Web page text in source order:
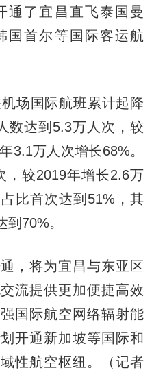
通了宜昌直飞泰国曼
国首尔等国际客运航
国际航班累计起降
数达到5.3万人次，较
3.1万人次增长68%。
，较2019年增长2.6万
比首次达到51%，其
70%。
将为宜昌与东亚区
流提供更加便捷高效
国际航空网络辐射能
开通新加坡等国际和
性航空枢纽。（记者